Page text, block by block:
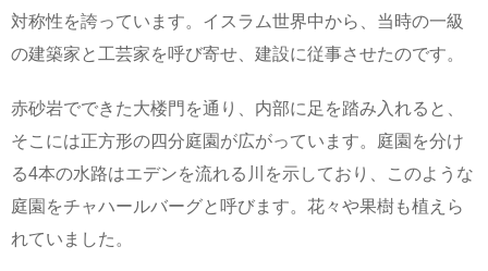
対称性を誇っています。イスラム世界中から、当時の一級
の建築家と工芸家を呼び寄せ、建設に従事させたのです。
赤砂岩でできた大楼門を通り、内部に足を踏み入れると、
そこには正方形の四分庭園が広がっています。庭園を分け
る4本の水路はエデンを流れる川を示しており、このような
庭園をチャハールバーグと呼びます。花々や果樹も植えら
れていました。